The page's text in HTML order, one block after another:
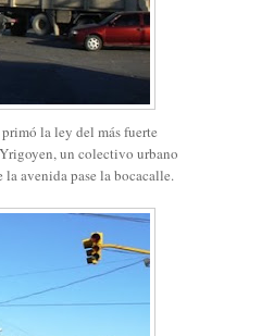
la ley del más fuerte
un colectivo urbano
avenida pase la bocacalle.